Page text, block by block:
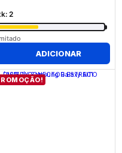
2
ADICIONAR